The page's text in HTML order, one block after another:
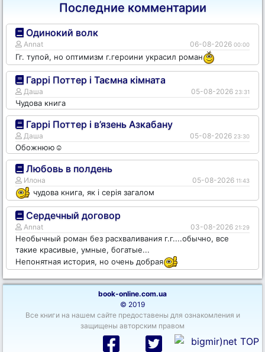
Последние комментарии
Одинокий волк
Annat 06-08-2026 00:00
Гг. тупой, но оптимизм г.героини украсил роман
Гаррі Поттер і Таємна кімната
Даша 05-08-2026 23:31
Чудова книга
Гаррі Поттер і в’язень Азкабану
Даша 05-08-2026 23:30
Обожнюю☺️
Любовь в полдень
Илона 05-08-2026 11:43
чудова книга, як і серія загалом
Сердечный договор
Annat 03-08-2026 21:29
Необычный роман без расхваливания г.г....обычно, все
такие красивые, умные, богатые...
Непонятная история, но очень добрая
book-online.com.ua
© 2019
Все книги на нашем сайте предоставены для ознакомления и
защищены авторским правом